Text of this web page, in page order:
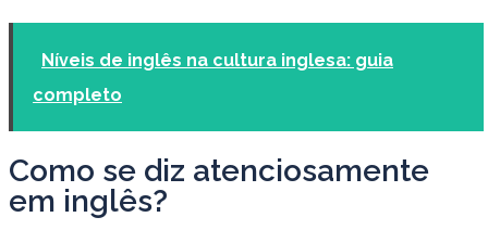
Níveis de inglês na cultura inglesa: guia
completo
Como se diz atenciosamente
em inglês?